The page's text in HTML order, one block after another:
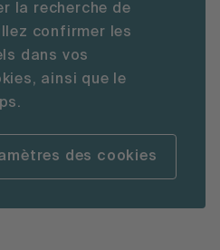
la recherche de
confirmer les
dans vos
ainsi que le
des cookies